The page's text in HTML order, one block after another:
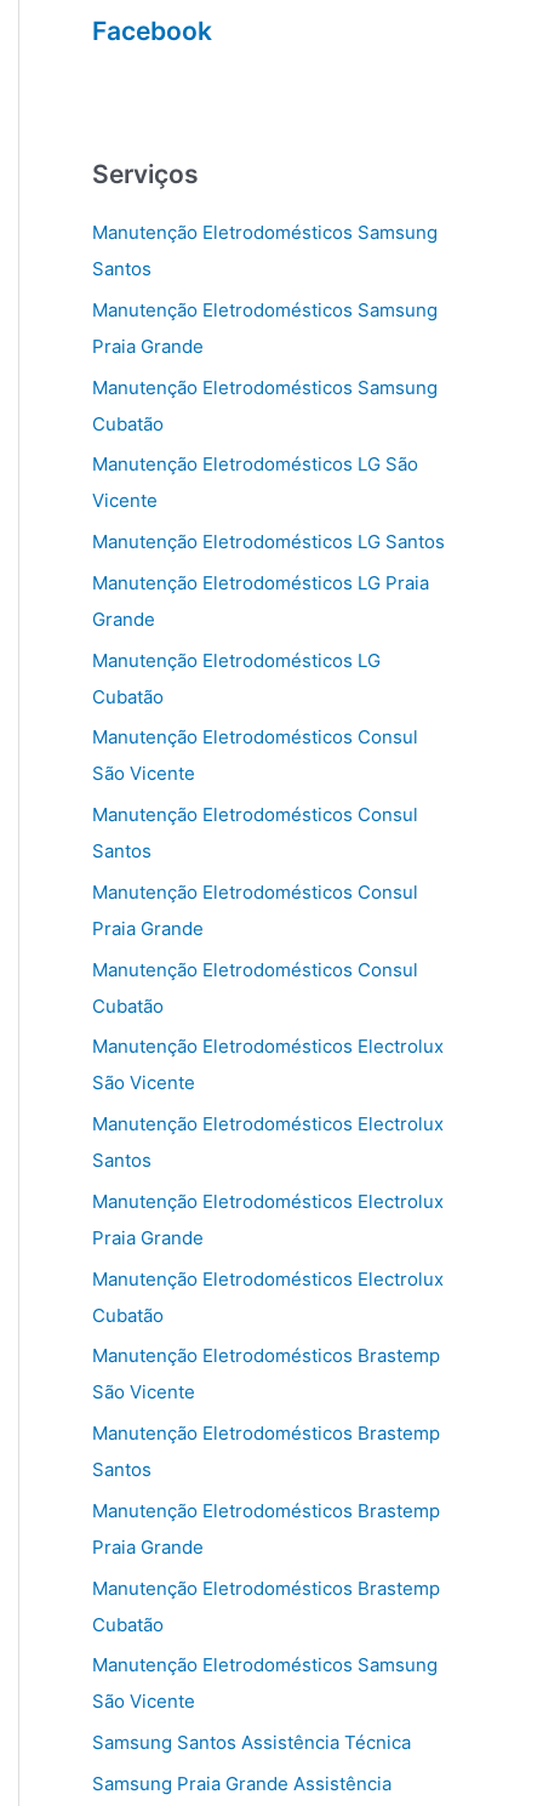
Facebook
Serviços
Manutenção Eletrodomésticos Samsung
Santos
Manutenção Eletrodomésticos Samsung
Praia Grande
Manutenção Eletrodomésticos Samsung
Cubatão
Manutenção Eletrodomésticos LG São
Vicente
Manutenção Eletrodomésticos LG Santos
Manutenção Eletrodomésticos LG Praia
Grande
Manutenção Eletrodomésticos LG
Cubatão
Manutenção Eletrodomésticos Consul
São Vicente
Manutenção Eletrodomésticos Consul
Santos
Manutenção Eletrodomésticos Consul
Praia Grande
Manutenção Eletrodomésticos Consul
Cubatão
Manutenção Eletrodomésticos Electrolux
São Vicente
Manutenção Eletrodomésticos Electrolux
Santos
Manutenção Eletrodomésticos Electrolux
Praia Grande
Manutenção Eletrodomésticos Electrolux
Cubatão
Manutenção Eletrodomésticos Brastemp
São Vicente
Manutenção Eletrodomésticos Brastemp
Santos
Manutenção Eletrodomésticos Brastemp
Praia Grande
Manutenção Eletrodomésticos Brastemp
Cubatão
Manutenção Eletrodomésticos Samsung
São Vicente
Samsung Santos Assistência Técnica
Samsung Praia Grande Assistência